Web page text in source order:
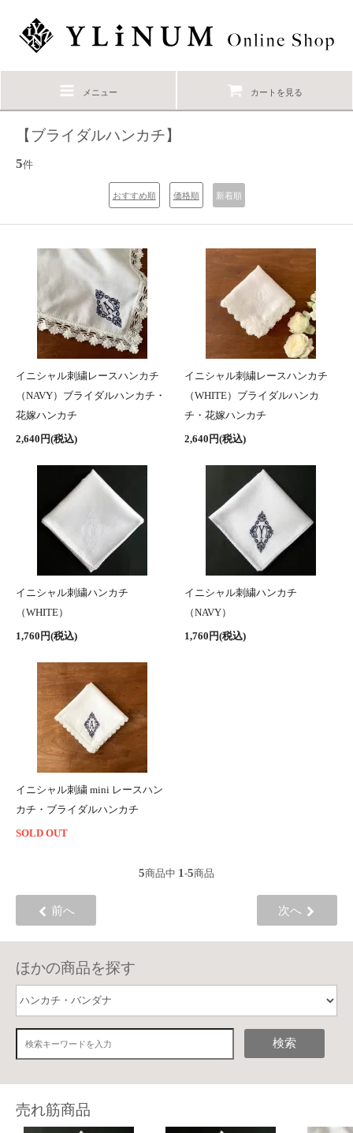
メニュー カートを見る
【ブライダルハンカチ】
5件
おすすめ順 価格順 新着順
イニシャル刺繍レースハンカチ
（NAVY）ブライダルハンカチ・
花嫁ハンカチ
2,640円(税込)
イニシャル刺繍レースハンカチ
（WHITE）ブライダルハンカ
チ・花嫁ハンカチ
2,640円(税込)
イニシャル刺繍ハンカチ
（WHITE）
1,760円(税込)
イニシャル刺繍ハンカチ
（NAVY）
1,760円(税込)
イニシャル刺繍 mini レースハン
カチ・ブライダルハンカチ
SOLD OUT
5商品中 1 -5商品
前へ 次へ
ほかの商品を探す
検索
売れ筋商品